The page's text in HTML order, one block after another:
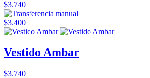
$3.740
$3.400
Vestido Ambar
$3.740